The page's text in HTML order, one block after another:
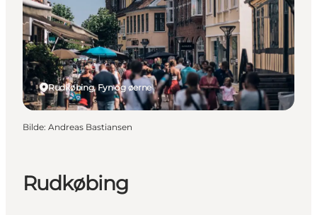
Overnatting
Planlegg reisen
Rudkøbing
Rudkøbing, Fyn og øerne
Bilde: Andreas Bastiansen